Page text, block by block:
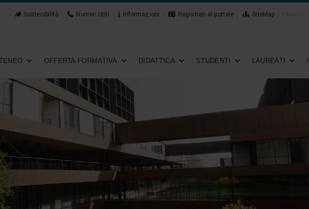
Sostenibilità Numeri Utili Informazioni Registrati al portale SiteMap
OFFERTA FORMATIVA DIDATTICA STUDENTI LAUREATI